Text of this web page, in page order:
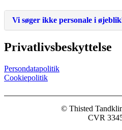
Vi søger ikke personale i
Privatlivsbeskyttelse
Persondatapolitik
Cookiepolitik
© Thisted
CVR